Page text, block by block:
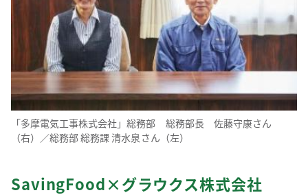
「多摩電気工事株式会社」総務部 総務部長 佐藤守康さん
（右）／総務部 総務課 清水泉さん（左）
SavingFood×グラウクス株式会社